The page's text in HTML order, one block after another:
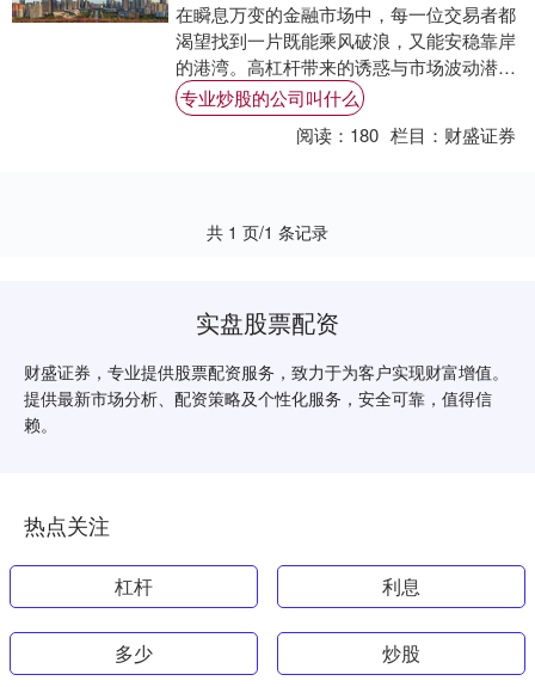
在瞬息万变的金融市场中，每一位交易者都
渴望找到一片既能乘风破浪，又能安稳靠岸
的港湾。高杠杆带来的诱惑与市场波动潜藏
的风险，如同天平的两端，考验着投资者的
智慧与平....
专业炒股的公司叫什么
阅读： 180 栏目： 财盛证券
共 1 页/1 条记录
实盘股票配资
财盛证券，专业提供股票配资服务，致力于为客户实现财富增值。
提供最新市场分析、配资策略及个性化服务，安全可靠，值得信
赖。
热点关注
杠杆 利息
多少 炒股